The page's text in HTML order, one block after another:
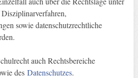
sowie datenschutzrechtliche
auch Rechtsbereiche
des Datenschutzes.